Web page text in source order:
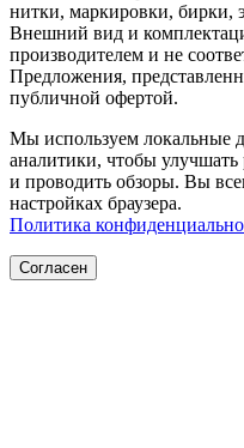
нитки, маркировки, бирки,
Внешний вид и
производителем и не
Предложения,
публичной офертой.
Мы используем локальные
аналитики, чтобы улучшать
и проводить обзоры. Вы
настройках браузера.
Политика
Согласен